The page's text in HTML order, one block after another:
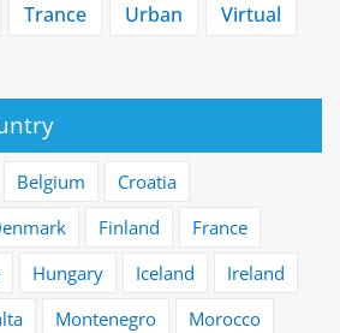
Trance Urban Virtual
Belgium
Croatia
Finland
France
Hungary Iceland
Ireland
Montenegro
Morocco